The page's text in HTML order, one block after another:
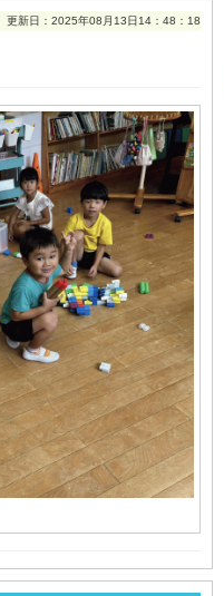
更新日：2025年08月13日14：48：18